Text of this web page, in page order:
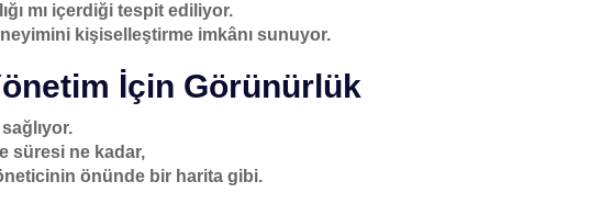
mı içerdiği tespit ediliyor.
kişiselleştirme imkânı sunuyor.
İçin Görünürlük
süresi ne kadar,
önünde bir harita gibi.